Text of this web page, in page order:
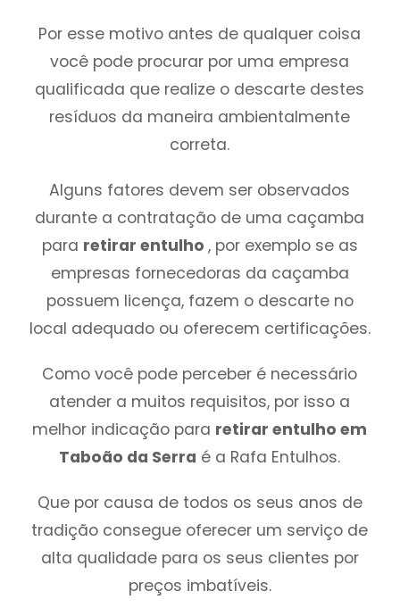
Por esse motivo antes de qualquer coisa
você pode procurar por uma empresa
qualificada que realize o descarte destes
resíduos da maneira ambientalmente
correta.
Alguns fatores devem ser observados
durante a contratação de uma caçamba
para retirar entulho , por exemplo se as
empresas fornecedoras da caçamba
possuem licença, fazem o descarte no
local adequado ou oferecem certificações.
Como você pode perceber é necessário
atender a muitos requisitos, por isso a
melhor indicação para retirar entulho em
Taboão da Serra é a Rafa Entulhos.
Que por causa de todos os seus anos de
tradição consegue oferecer um serviço de
alta qualidade para os seus clientes por
preços imbatíveis.